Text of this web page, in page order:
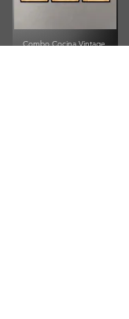
Combo Cocina Vintage